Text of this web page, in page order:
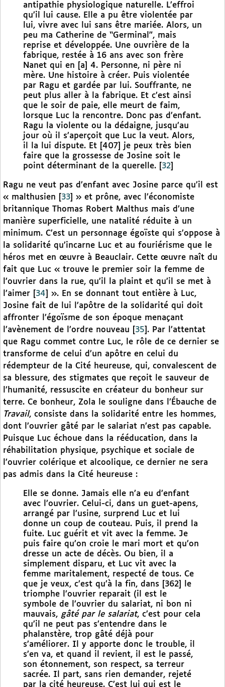
antipathie physiologique naturelle. L’effroi
qu’il lui cause. Elle a pu être violentée par
lui, vivre avec lui sans être mariée. Alors, un
peu ma Catherine de “Germinal”, mais
reprise et développée. Une ouvrière de la
fabrique, restée à 16 ans avec son frère
Nanet qui en [a] 4. Personne, ni père ni
mère. Une histoire à créer. Puis violentée
par Ragu et gardée par lui. Souffrante, ne
peut plus aller à la fabrique. Et c’est ainsi
que le soir de paie, elle meurt de faim,
lorsque Luc la rencontre. Donc pas d’enfant.
Ragu la violente ou la dédaigne, jusqu’au
jour où il s’aperçoit que Luc la veut. Alors,
il la lui dispute. Et [407] je peux très bien
faire que la grossesse de Josine soit le
point déterminant de la querelle.
32
Ragu ne veut pas d’enfant avec Josine parce qu’il est
« malthusien
33
» et prône, avec l’économiste
britannique Thomas Robert Malthus mais d’une
manière superficielle, une natalité réduite à un
minimum. C’est un personnage égoïste qui s’oppose à
la solidarité qu’incarne Luc et au fouriérisme que le
héros met en œuvre à Beauclair. Cette œuvre naît du
fait que Luc « trouve le premier soir la femme de
l’ouvrier dans la rue, qu’il la plaint et qu’il se met à
l’aimer
34
». En se donnant tout entière à Luc,
Josine fait de lui l’apôtre de la solidarité qui doit
affronter l’égoïsme de son époque menaçant
l’avènement de l’ordre nouveau
35 . Par l’attentat
que Ragu commet contre Luc, le rôle de ce dernier se
transforme de celui d’un apôtre en celui du
rédempteur de la Cité heureuse, qui, convalescent de
sa blessure, des stigmates que reçoit le sauveur de
l’humanité, ressuscite en créateur du bonheur sur
terre. Ce bonheur, Zola le souligne dans l’Ébauche de
Travail, consiste dans la solidarité entre les hommes,
dont l’ouvrier gâté par le salariat n’est pas capable.
Puisque Luc échoue dans la rééducation, dans la
réhabilitation physique, psychique et sociale de
l’ouvrier colérique et alcoolique, ce dernier ne sera
pas admis dans la Cité heureuse :
Elle se donne. Jamais elle n’a eu d’enfant
avec l’ouvrier. Celui-ci, dans un guet-apens,
arrangé par l’usine, surprend Luc et lui
donne un coup de couteau. Puis, il prend la
fuite. Luc guérit et vit avec la femme. Je
puis faire qu’on croie le mari mort et qu’on
dresse un acte de décès. Ou bien, il a
simplement disparu, et Luc vit avec la
femme maritalement, respecté de tous. Ce
que je veux, c’est qu’à la fin, dans [362] le
triomphe l’ouvrier reparait (il est le
symbole de l’ouvrier du salariat, ni bon ni
mauvais, gâté par le salariat, c’est pour cela
qu’il ne peut pas s’entendre dans le
phalanstère, trop gâté déjà pour
s’améliorer. Il y apporte donc le trouble, il
s’en va, et quand il revient, il est le passé,
son étonnement, son respect, sa terreur
sacrée. Il part, sans rien demander, rejeté
par la cité heureuse. C’est lui qui est le